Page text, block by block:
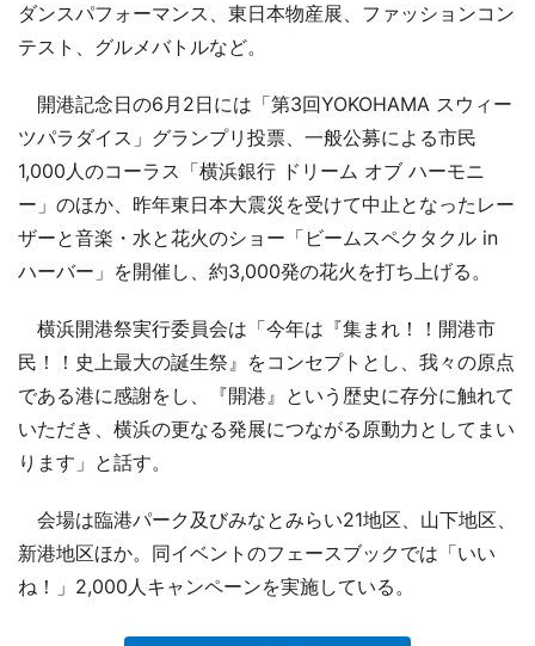
ダンスパフォーマンス、東日本物産展、ファッションコン
テスト、グルメバトルなど。
開港記念日の6月2日には「第3回YOKOHAMA スウィー
ツパラダイス」グランプリ投票、一般公募による市民
1,000人のコーラス「横浜銀行 ドリーム オブ ハーモニ
ー」のほか、昨年東日本大震災を受けて中止となったレー
ザーと音楽・水と花火のショー「ビームスペクタクル in
ハーバー」を開催し、約3,000発の花火を打ち上げる。
横浜開港祭実行委員会は「今年は『集まれ！！開港市
民！！史上最大の誕生祭』をコンセプトとし、我々の原点
である港に感謝をし、『開港』という歴史に存分に触れて
いただき、横浜の更なる発展につながる原動力としてまい
ります」と話す。
会場は臨港パーク及びみなとみらい21地区、山下地区、
新港地区ほか。同イベントのフェースブックでは「いい
ね！」2,000人キャンペーンを実施している。